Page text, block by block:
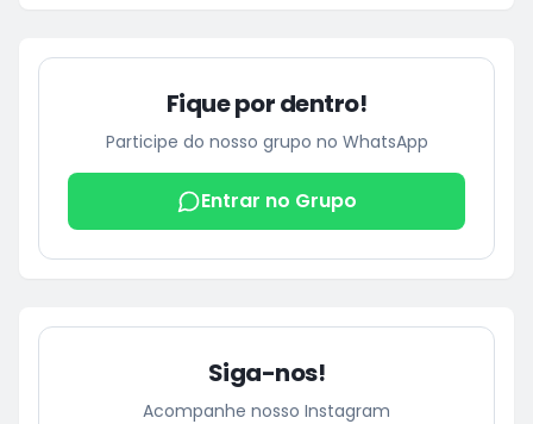
Fique por dentro!
Participe do nosso grupo no WhatsApp
Entrar no Grupo
Siga-nos!
Acompanhe nosso Instagram